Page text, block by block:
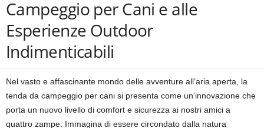
Campeggio per Cani e alle
Esperienze Outdoor
Indimenticabili
Nel vasto e affascinante mondo delle avventure all’aria aperta, la
tenda da campeggio per cani si presenta come un’innovazione che
porta un nuovo livello di comfort e sicurezza ai nostri amici a
quattro zampe. Immagina di essere circondato dalla natura